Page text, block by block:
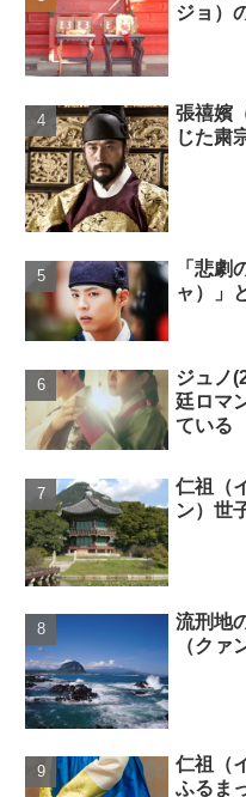
ジョ）
張禧嬪
じた粛
「悲劇
ャ）」
ジュノ
廷ロマ
ている
仁祖（
ン）世
流刑地
（クァ
仁祖（
ふるま